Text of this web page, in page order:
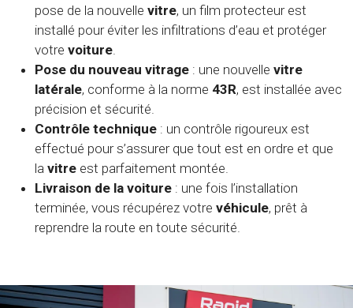
pose de la nouvelle vitre, un film protecteur est
installé pour éviter les infiltrations d’eau et protéger
votre voiture.
Pose du nouveau vitrage : une nouvelle vitre
latérale, conforme à la norme 43R, est installée avec
précision et sécurité.
Contrôle technique : un contrôle rigoureux est
effectué pour s’assurer que tout est en ordre et que
la vitre est parfaitement montée.
Livraison de la voiture : une fois l’installation
terminée, vous récupérez votre véhicule, prêt à
reprendre la route en toute sécurité.